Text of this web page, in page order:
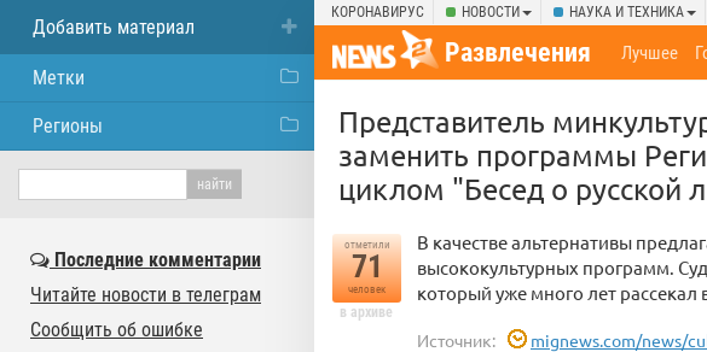
КОРОНАВИРУС НОВОСТИ НАУКА И ТЕХНИКА
Развлечения Лучшее
Представитель
заменить программы
циклом "Бесед о русской
отметили
71
человек
в архиве
В качестве альтернативы
высококультурных программ.
который уже много лет
Источник: mignews.com/news/
Добавить материал
Метки
Регионы
Последние комментарии
Читайте новости в телеграм
Сообщить об ошибке